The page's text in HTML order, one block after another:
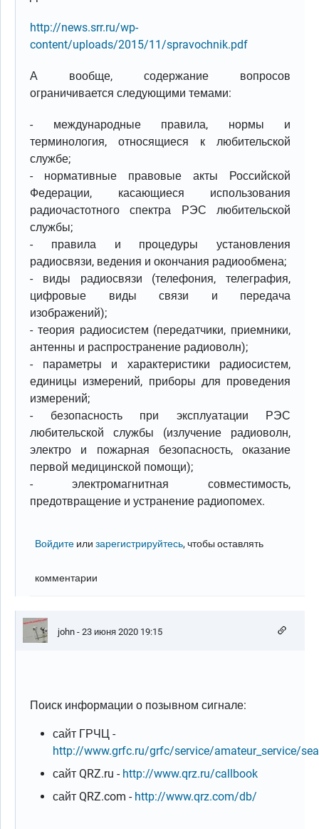
http://news.srr.ru/wp-
content/uploads/2015/11/spravochnik.pdf
А вообще, содержание вопросов
ограничивается следующими темами:
- международные правила, нормы и
терминология, относящиеся к любительской
службе;
- нормативные правовые акты Российской
Федерации, касающиеся использования
радиочастотного спектра РЭС любительской
службы;
- правила и процедуры установления
радиосвязи, ведения и окончания радиообмена;
- виды радиосвязи (телефония, телеграфия,
цифровые виды связи и передача
изображений);
- теория радиосистем (передатчики, приемники,
антенны и распространение радиоволн);
- параметры и характеристики радиосистем,
единицы измерений, приборы для проведения
измерений;
- безопасность при эксплуатации РЭС
любительской службы (излучение радиоволн,
электро и пожарная безопасность, оказание
первой медицинской помощи);
- электромагнитная совместимость,
предотвращение и устранение радиопомех.
Войдите илизарегистрируйтесь, чтобы оставлять
комментарии
john - 23 июня 2020 19:15
Поиск информации о позывном сигнале:
сайт ГРЧЦ -
http://www.grfc.ru/grfc/service/amateur_service/
сайт QRZ.ru - http://www.qrz.ru/callbook
сайт QRZ.com - http://www.qrz.com/db/